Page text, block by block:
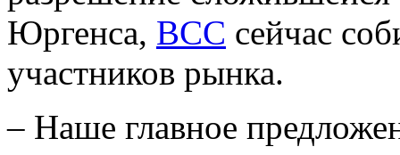
Юргенса, ВСС сейчас
участников рынка.
– Наше главное